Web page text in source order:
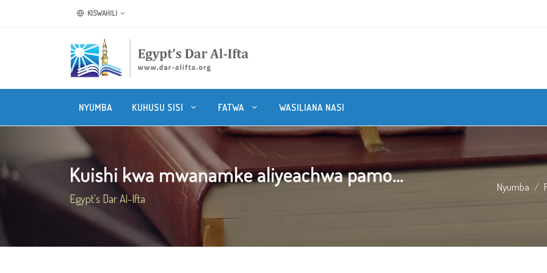
KISWAHILI
NYUMBA KUHUSU SISI FATWA WASILIANA NASI
Kuishi kwa mwanamke aliyeachwa pamo...
Egypt's Dar Al-Ifta
Nyumba